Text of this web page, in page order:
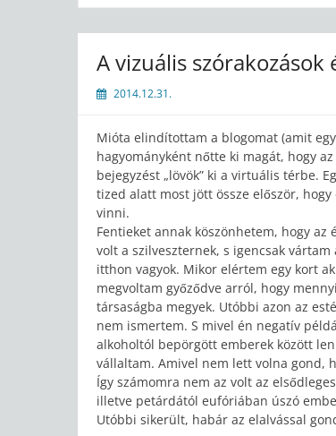
A vizuális szórakozások
2014.12.31.
Mióta elindítottam a blogomat (amit
hagyományként nőtte ki magát, hogy
bejegyzést „lövök” ki a virtuális térbe.
tized alatt most jött össze először,
vinni.
Fentieket annak köszönhetem, hogy
volt a szilveszternek, s igencsak
itthon vagyok. Mikor elértem egy kort
megvoltam győződve arról, hogy
társaságba megyek. Utóbbi azon az
nem ismertem. S mivel én negatív
alkoholtól bepörgött emberek között
vállaltam. Amivel nem lett volna gond,
Így számomra nem az volt az
illetve petárdától eufóriában úszó
Utóbbi sikerült, habár az elalvással